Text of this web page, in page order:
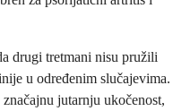
drugi tretmani nisu pružili
u određenim slučajevima.
jutarnju ukočenost,